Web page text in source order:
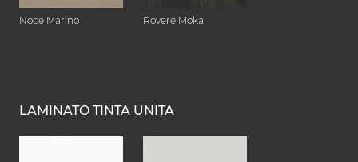
Noce Marino Rovere Moka
LAMINATO TINTA UNITA